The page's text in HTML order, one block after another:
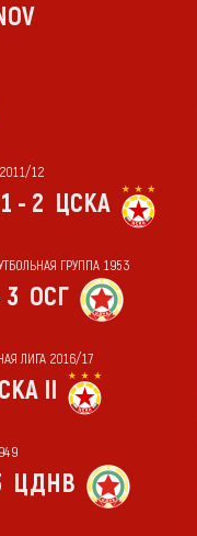
12
1 - 2 ЦСКА
ГРУППА 1953
3 ОСГ
ЛИГА 2016/17
II
ЦДНВ